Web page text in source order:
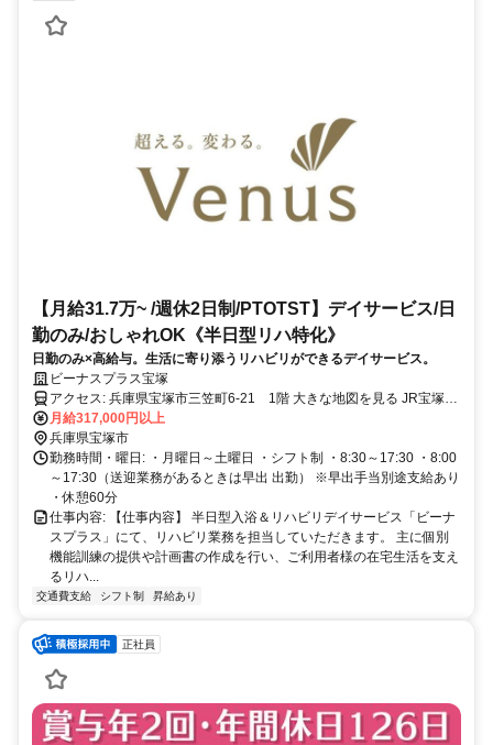
【月給31.7万~ /週休2日制/PTOTST】デイサービス/日
勤のみ/おしゃれOK《半日型リハ特化》
日勤のみ×高給与。生活に寄り添うリハビリができるデイサービス。
ビーナスプラス宝塚
アクセス: 兵庫県宝塚市三笠町6-21 1階 大きな地図を見る JR宝塚線
中山寺駅から徒歩で12分 阪急宝塚本線 中山観音駅から徒歩で13分
月給317,000円以上
兵庫県宝塚市
勤務時間・曜日: ・月曜日～土曜日 ・シフト制 ・8:30～17:30 ・8:00
～17:30（送迎業務があるときは早出 出勤） ※早出手当別途支給あり
・休憩60分
仕事内容: 【仕事内容】 半日型入浴＆リハビリデイサービス「ビーナ
スプラス」にて、リハビリ業務を担当していただきます。 主に個別
機能訓練の提供や計画書の作成を行い、ご利用者様の在宅生活を支え
るリハ...
交通費支給 シフト制 昇給あり
正社員